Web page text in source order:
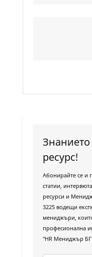
ресурс!
Абонирайте се и
статии,
ресурси и
3225 водещи
мениджъри,
професионална
"HR Мениджър